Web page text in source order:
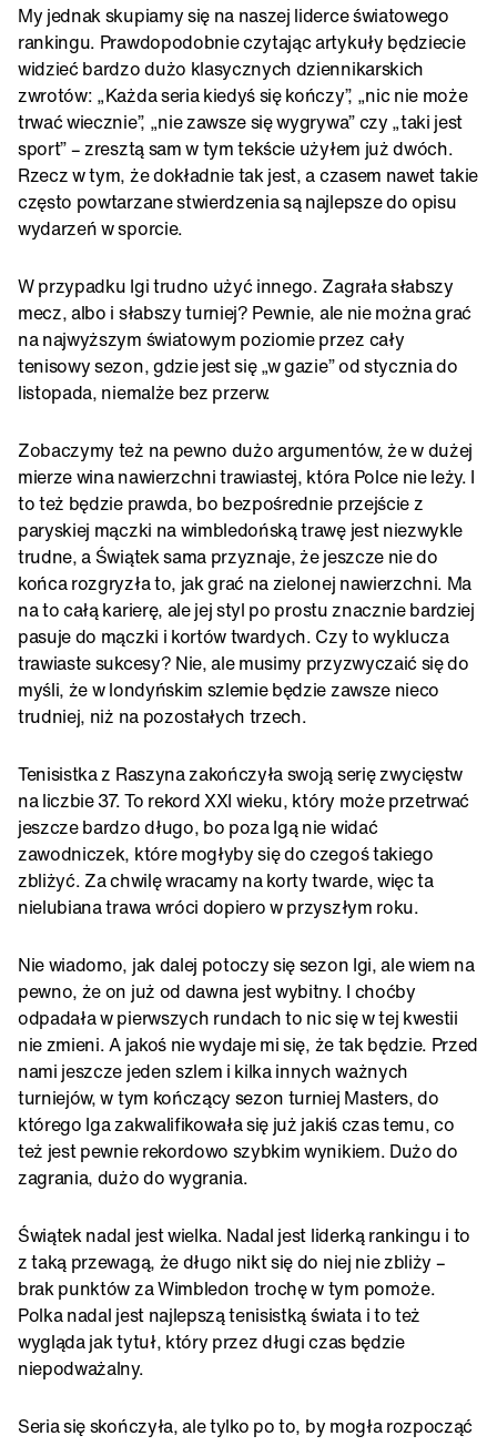
My jednak skupiamy się na naszej liderce światowego
rankingu. Prawdopodobnie czytając artykuły będziecie
widzieć bardzo dużo klasycznych dziennikarskich
zwrotów: „Każda seria kiedyś się kończy”, „nic nie może
trwać wiecznie”, „nie zawsze się wygrywa” czy „taki jest
sport” – zresztą sam w tym tekście użyłem już dwóch.
Rzecz w tym, że dokładnie tak jest, a czasem nawet takie
często powtarzane stwierdzenia są najlepsze do opisu
wydarzeń w sporcie.
W przypadku Igi trudno użyć innego. Zagrała słabszy
mecz, albo i słabszy turniej? Pewnie, ale nie można grać
na najwyższym światowym poziomie przez cały
tenisowy sezon, gdzie jest się „w gazie” od stycznia do
listopada, niemalże bez przerw.
Zobaczymy też na pewno dużo argumentów, że w dużej
mierze wina nawierzchni trawiastej, która Polce nie leży. I
to też będzie prawda, bo bezpośrednie przejście z
paryskiej mączki na wimbledońską trawę jest niezwykle
trudne, a Świątek sama przyznaje, że jeszcze nie do
końca rozgryzła to, jak grać na zielonej nawierzchni. Ma
na to całą karierę, ale jej styl po prostu znacznie bardziej
pasuje do mączki i kortów twardych. Czy to wyklucza
trawiaste sukcesy? Nie, ale musimy przyzwyczaić się do
myśli, że w londyńskim szlemie będzie zawsze nieco
trudniej, niż na pozostałych trzech.
Tenisistka z Raszyna zakończyła swoją serię zwycięstw
na liczbie 37. To rekord XXI wieku, który może przetrwać
jeszcze bardzo długo, bo poza Igą nie widać
zawodniczek, które mogłyby się do czegoś takiego
zbliżyć. Za chwilę wracamy na korty twarde, więc ta
nielubiana trawa wróci dopiero w przyszłym roku.
Nie wiadomo, jak dalej potoczy się sezon Igi, ale wiem na
pewno, że on już od dawna jest wybitny. I choćby
odpadała w pierwszych rundach to nic się w tej kwestii
nie zmieni. A jakoś nie wydaje mi się, że tak będzie. Przed
nami jeszcze jeden szlem i kilka innych ważnych
turniejów, w tym kończący sezon turniej Masters, do
którego Iga zakwalifikowała się już jakiś czas temu, co
też jest pewnie rekordowo szybkim wynikiem. Dużo do
zagrania, dużo do wygrania.
Świątek nadal jest wielka. Nadal jest liderką rankingu i to
z taką przewagą, że długo nikt się do niej nie zbliży –
brak punktów za Wimbledon trochę w tym pomoże.
Polka nadal jest najlepszą tenisistką świata i to też
wygląda jak tytuł, który przez długi czas będzie
niepodważalny.
Seria się skończyła, ale tylko po to, by mogła rozpocząć